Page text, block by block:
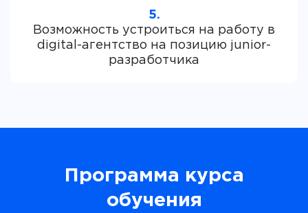
5.
Возможность устроиться на работу в
digital-агентство на позицию junior-
Программа курса
обучения